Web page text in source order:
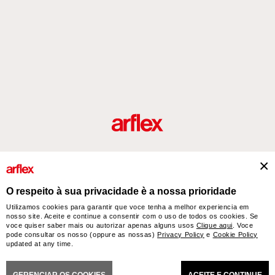
arflex – sevensalotti spa via Pizzo Scalino 1 20833 Giussano (Monza e Brianza) Italy
- Phone +39 0362 853043 - VAT IT 00703820969 – © arflex - sevensalotti spa 2026
SALES CONDITIONS ACCESSIBILITY STATEMENT COOKIES PRIVACY
O respeito à sua privacidade è a nossa prioridade
Utilizamos cookies para garantir que voce tenha a melhor experiencia em
nosso site. Aceite e continue a consentir com o uso de todos os cookies. Se
voce quiser saber mais ou autorizar apenas alguns usos Clique aqui . Voce
pode consultar os nosso (oppure as nossas)Privacy Policy e Cookie Policy
updated at any time.